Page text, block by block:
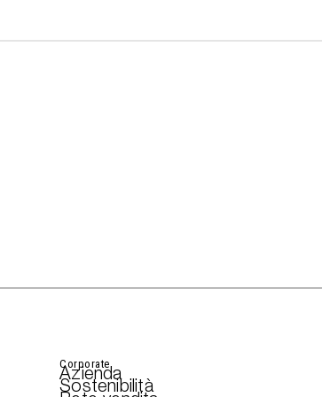
Corporate
Azienda
Sostenibilità